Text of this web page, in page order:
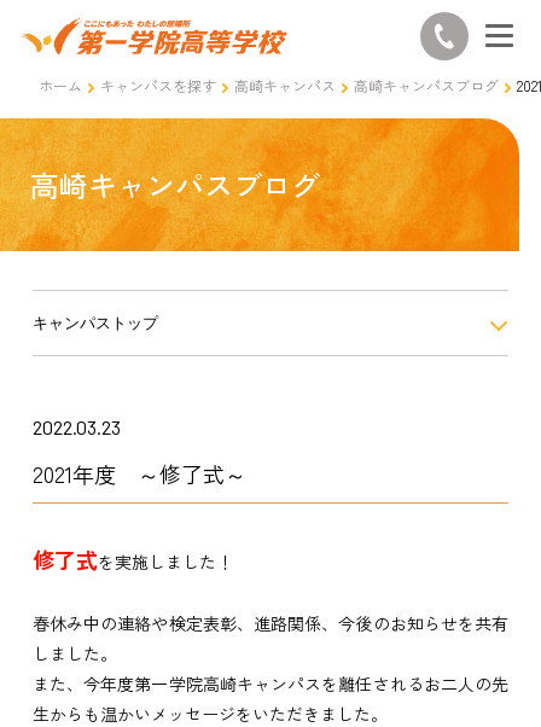
ホーム キャンパスを探す 高崎キャンパス 高崎キャンパスブログ
高崎キャンパスブログ
キャンパストップ
2022.03.23
2021年度 ～修了式～
修了式を実施しました！
春休み中の連絡や検定表彰、進路関係、今後のお知らせを共有
しました。
また、今年度第一学院高崎キャンパスを離任されるお二人の先
生からも温かいメッセージをいただきました。